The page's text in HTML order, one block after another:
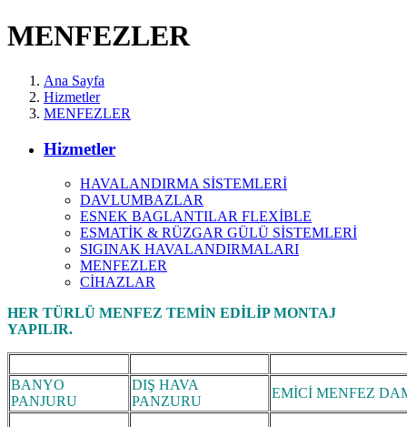
MENFEZLER
Ana Sayfa
Hizmetler
MENFEZLER
Hizmetler
HAVALANDIRMA SİSTEMLERİ
DAVLUMBAZLAR
ESNEK BAGLANTILAR FLEXİBLE
ESMATİK & RÜZGAR GÜLÜ SİSTEMLERİ
SIGINAK HAVALANDIRMALARI
MENFEZLER
CİHAZLAR
HER TÜRLÜ MENFEZ TEMİN EDİLİP MONTAJ
YAPILIR.
BANYO
PANJURU
DIŞ HAVA
PANZURU
EMİCİ MENFEZ